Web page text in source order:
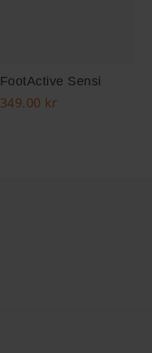
FootActive Sensi
349.00 kr